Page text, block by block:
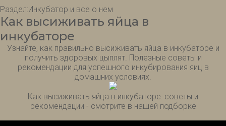
Как высиживать яйца в
инкубаторе
Узнайте, как правильно высиживать яйца в инкубаторе и
получить здоровых цыплят. Полезные советы и
рекомендации для успешного инкубирования яиц в
домашних условиях.
Как высиживать яйца в инкубаторе: советы и
рекомендации - смотрите в нашей подборке
Раздел:Инкубатор и все о нем